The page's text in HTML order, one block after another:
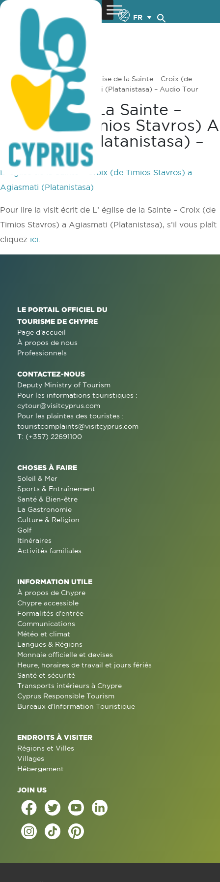
FR
You are here: Home »L’ église de la Sainte – Croix (de
Timios Stavros) a Agiasmati (Platanistasa) – Audio Tour
L’ Église De La Sainte –
Croix (de Timios Stavros) A
Agiasmati (Platanistasa) –
Audio Tour
L’ église de la Sainte – Croix (de Timios Stavros) a
Agiasmati (Platanistasa)
Pour lire la visit écrit de L’ église de la Sainte – Croix (de
Timios Stavros) a Agiasmati (Platanistasa), s’il vous plaît
cliquez ici
LE PORTAIL OFFICIEL DU
TOURISME DE CHYPRE
Page d'accueil
À propos de nous
Professionnels
CONTACTEZ-NOUS
Deputy Ministry of Tourism
Pour les informations touristiques :
cytour@visitcyprus.com
Pour les plaintes des touristes :
touristcomplaints@visitcyprus.com
T: (+357) 22691100
CHOSES À FAIRE
Soleil & Mer
Sports & Entraînement
Santé & Bien-être
La Gastronomie
Culture & Religion
Golf
Itinéraires
Activités familiales
INFORMATION UTILE
À propos de Chypre
Chypre accessible
Formalités d'entrée
Communications
Météo et climat
Langues & Régions
Monnaie officielle et devises
Heure, horaires de travail et jours fériés
Santé et sécurité
Transports intérieurs à Chypre
Cyprus Responsible Tourism
Bureaux d'Information Touristique
ENDROITS À VISITER
Régions et Villes
Villages
Hébergement
JOIN US